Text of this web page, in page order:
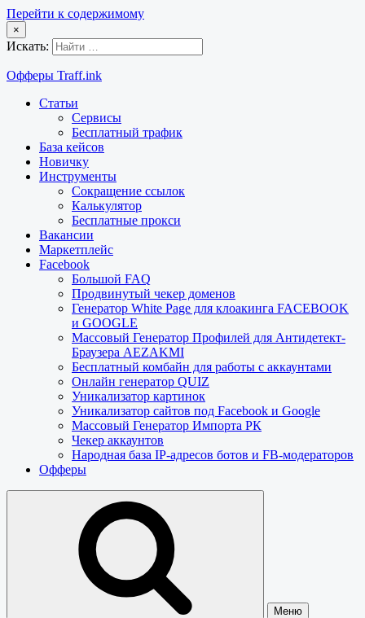
Перейти к содержимому
×
Искать:
Офферы Traff.ink
Статьи
Сервисы
Бесплатный трафик
База кейсов
Новичку
Инструменты
Сокращение ссылок
Калькулятор
Бесплатные прокси
Вакансии
Маркетплейс
Facebook
Большой FAQ
Продвинутый чекер доменов
Генератор White Page для клоакинга FACEBOOK
и GOOGLE
Массовый Генератор Профилей для Антидетект-
Браузера AEZAKMI
Бесплатный комбайн для работы с аккаунтами
Онлайн генератор QUIZ
Уникализатор картинок
Уникализатор сайтов под Facebook и Google
Массовый Генератор Импорта РК
Чекер аккаунтов
Народная база IP-адресов ботов и FB-модераторов
Офферы
Меню